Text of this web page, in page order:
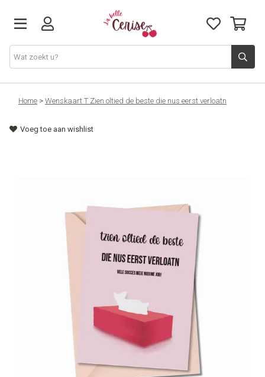
Just arrived
Juwelen & Accessoires
Cadeaubon
Home > Wenskaart T Zien oltied de beste die nus eerst verloatn
Voeg toe aan wishlist